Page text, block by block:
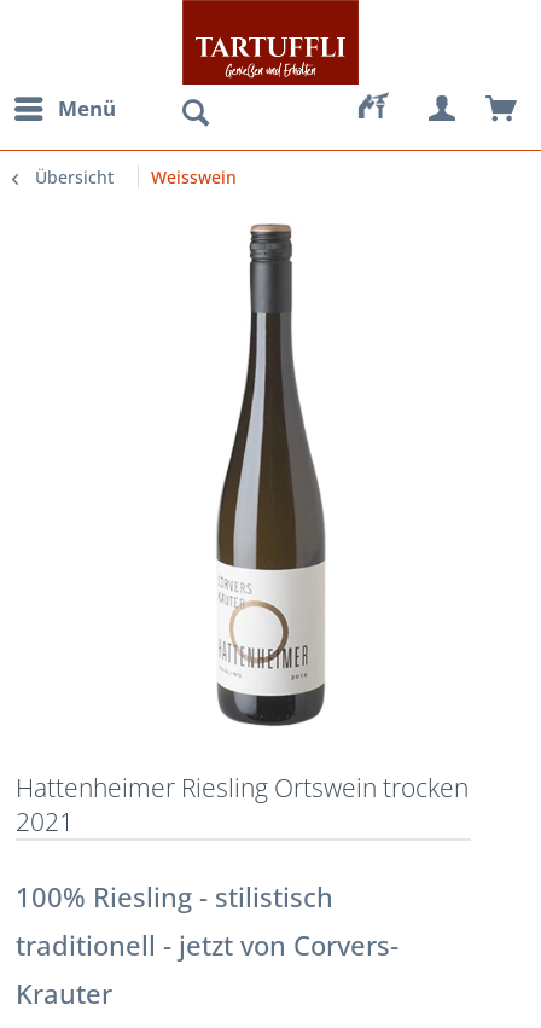
Menü
Übersicht Weisswein
Hattenheimer Riesling Ortswein trocken
2021
100% Riesling - stilistisch
traditionell - jetzt von Corvers-
Krauter